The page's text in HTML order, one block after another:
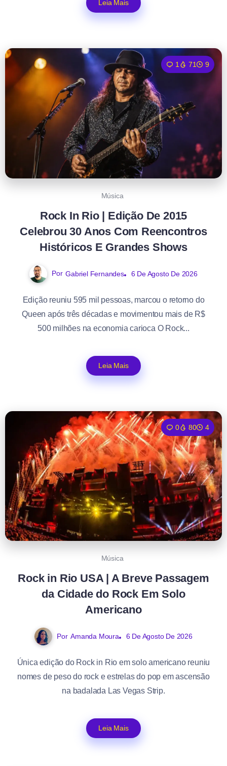
Leia Mais
1 71 9
Música
Rock In Rio | Edição De 2015
Celebrou 30 Anos Com Reencontros
Históricos E Grandes Shows
Por Gabriel Fernandes 6 De Agosto De 2026
Edição reuniu 595 mil pessoas, marcou o retorno do
Queen após três décadas e movimentou mais de R$
500 milhões na economia carioca O Rock...
Leia Mais
0 80 4
Música
Rock in Rio USA | A Breve Passagem
da Cidade do Rock Em Solo
Americano
Por Amanda Moura 6 De Agosto De 2026
Única edição do Rock in Rio em solo americano reuniu
nomes de peso do rock e estrelas do pop em ascensão
na badalada Las Vegas Strip.
Leia Mais